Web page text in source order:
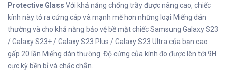
Protective Glass Với khả năng chống trầy được nâng cao, chiếc
kính này tỏ ra cứng cáp và mạnh mẽ hơn những loại Miếng dán
thường và cho khả năng bảo vệ bề mặt chiếc Samsung Galaxy S23
/ Galaxy S23+ / Galaxy S23 Plus / Galaxy S23 Ultra của bạn cao
gấp 20 lần Miếng dán thường. Độ cứng của kính đo được lên tới 9H
cực kỳ bền bỉ và chắc chắn.